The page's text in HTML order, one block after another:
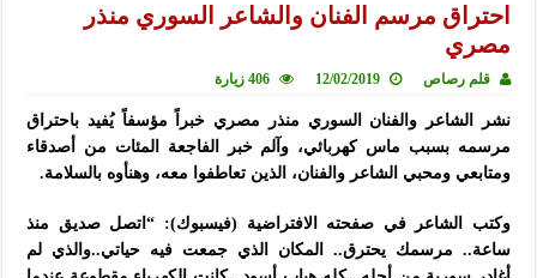
احتراق مرسم الفنان والشاعر السوري منذر
مصري
قلم رصاص 12/02/2019 406 زيارة
نشر الشاعر والفنان السوري منذر مصري خبراً مؤسفاً يُفيد باحتراق
مرسمه بسبب ماس كهربائي، وآلم خبر الفاجعة المئات من أصدقاء
ومتابعي ومحبي الشاعر والفنان، الذين تعاطفوا معه، وهنأوه بالسلامة.
وكتب الشاعر في صفحته الافتراضية (فيسبوك): “اتصل صديق منذ
ساعة.. مرسمك يحترق.. المكان الذي جمعت فيه حياتي..والذي لم